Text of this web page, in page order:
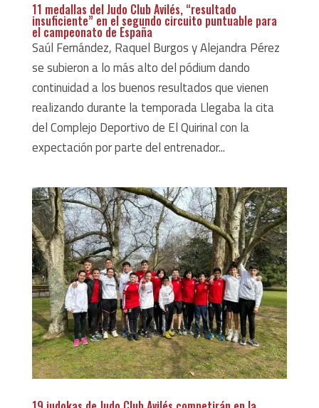
11 medallas del Judo Club Avilés, “resultado
insuficiente” en el segundo circuito puntuable para
el campeonato de España
Saúl Fernández, Raquel Burgos y Alejandra Pérez
se subieron a lo más alto del pódium dando
continuidad a los buenos resultados que vienen
realizando durante la temporada Llegaba la cita
del Complejo Deportivo de El Quirinal con la
expectación por parte del entrenador...